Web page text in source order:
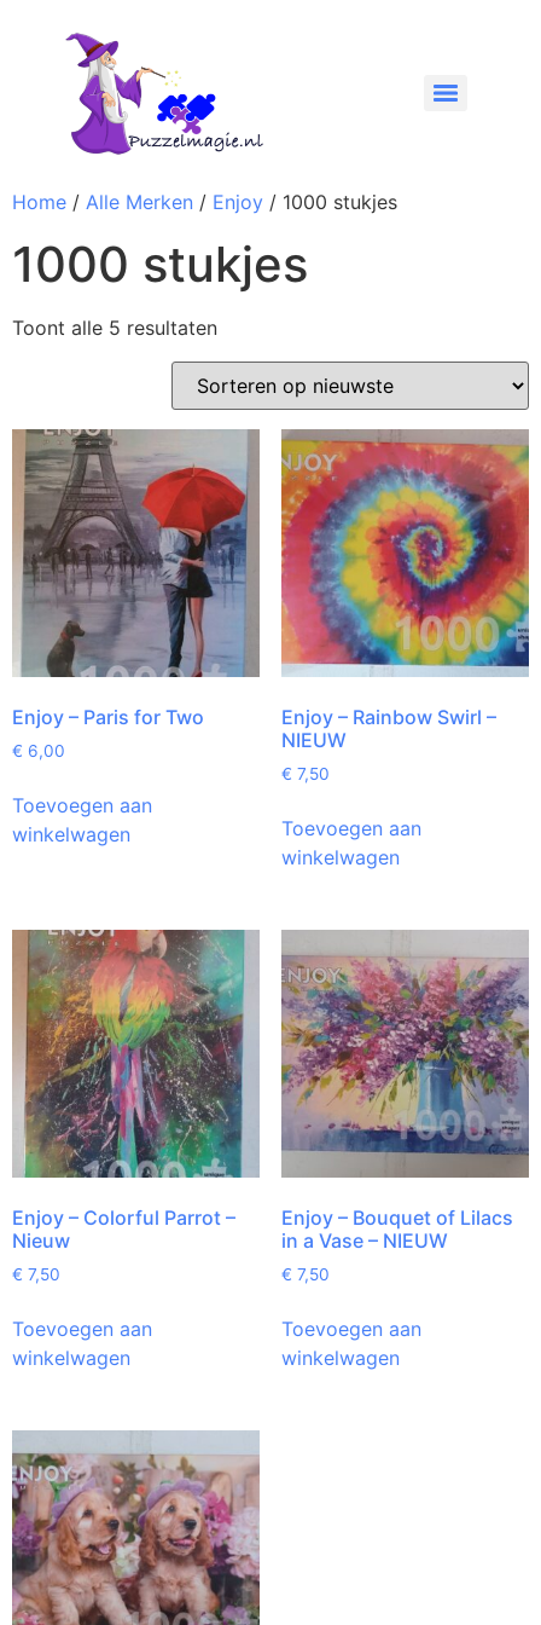
Home / Alle Merken / Enjoy / 1000 stukjes
1000 stukjes
Toont alle 5 resultaten
Enjoy – Paris for Two
€ 6,00
Toevoegen aan
winkelwagen
Enjoy – Rainbow Swirl –
NIEUW
€ 7,50
Toevoegen aan
winkelwagen
Enjoy – Colorful Parrot –
Nieuw
€ 7,50
Toevoegen aan
winkelwagen
Enjoy – Bouquet of Lilacs
in a Vase – NIEUW
€ 7,50
Toevoegen aan
winkelwagen